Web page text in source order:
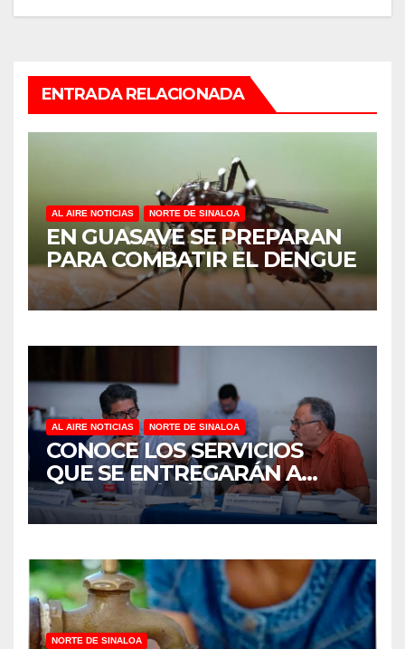
ENTRADA RELACIONADA
AL AIRE NOTICIAS NORTE DE SINALOA
EN GUASAVE SE PREPARAN
PARA COMBATIR EL DENGUE
AL AIRE NOTICIAS NORTE DE SINALOA
CONOCE LOS SERVICIOS
QUE SE ENTREGARÁN A
JUAN JOSÉ RÍOS
NORTE DE SINALOA